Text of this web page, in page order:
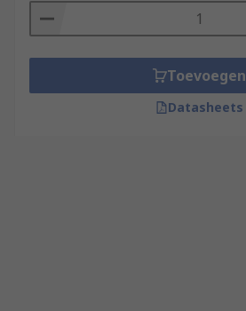
Toevoegen
Datasheets